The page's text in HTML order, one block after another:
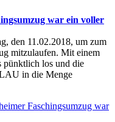
war ein voller
den 11.02.2018, um zum
mitzulaufen. Mit einem
pünktlich los und die
in die Menge
Faschingsumzug war